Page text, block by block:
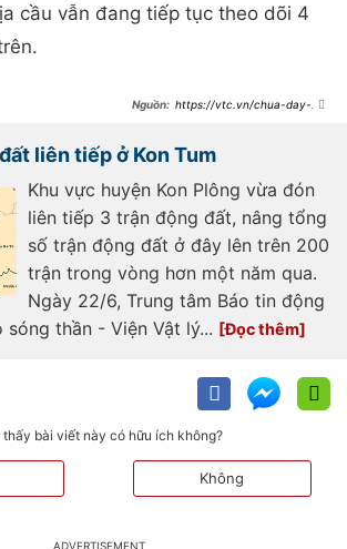
cầu vẫn đang tiếp tục theo dõi 4
https://vtc.vn/chua-day-2-
liên tiếp ở Kon Tum
Khu vực huyện Kon Plông vừa đón
liên tiếp 3 trận động đất, nâng tổng
số trận động đất ở đây lên trên 200
trận trong vòng hơn một năm qua.
Ngày 22/6, Trung tâm Báo tin động
thần - Viện Vật lý...
thấy bài viết này có hữu ích không?
Không